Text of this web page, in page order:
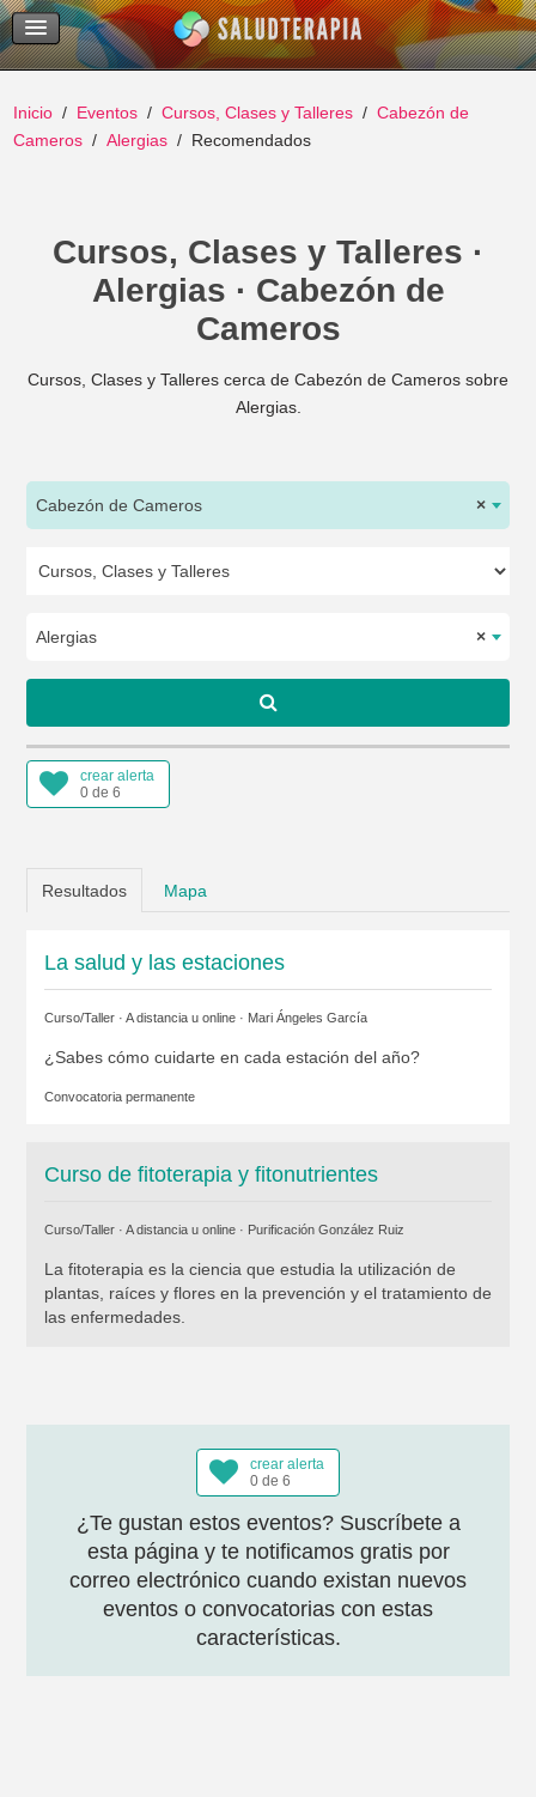
Temas Recientes
Buscar
Inicio Eventos Cursos, Clases y Talleres
Cabezón de
Cameros
Alergias Recomendados
Cursos, Clases y Talleres ·
Alergias · Cabezón de
Cameros
Cursos, Clases y Talleres cerca de Cabezón de Cameros sobre
Alergias.
×
Cabezón de Cameros
×
Alergias
crear alerta
0 de 6
Resultados Mapa
La salud y las estaciones
Curso/Taller · A distancia u online · Mari Ángeles García
¿Sabes cómo cuidarte en cada estación del año?
Convocatoria permanente
Curso de fitoterapia y fitonutrientes
Curso/Taller · A distancia u online · Purificación González Ruiz
La fitoterapia es la ciencia que estudia la utilización de
plantas, raíces y flores en la prevención y el tratamiento de
las enfermedades.
crear alerta
0 de 6
¿Te gustan estos eventos? Suscríbete a
esta página y te notificamos gratis por
correo electrónico cuando existan nuevos
eventos o convocatorias con estas
características.